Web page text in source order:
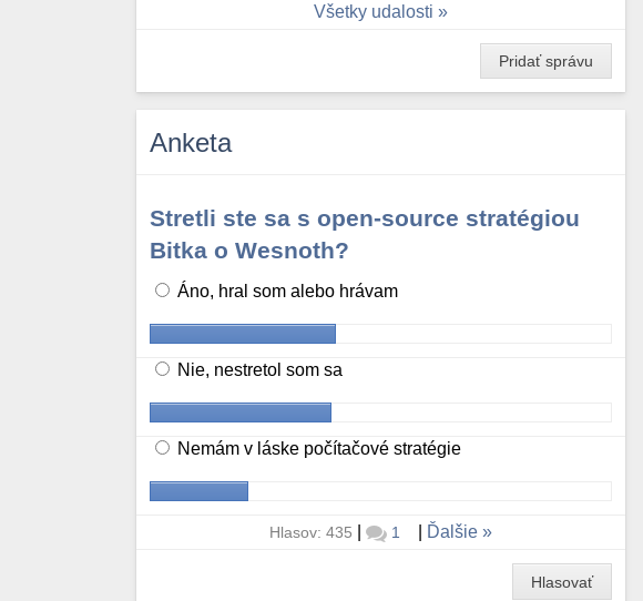
Všetky udalosti
Pridať správu
Anketa
Stretli ste sa s open-source stratégiou
Bitka o Wesnoth?
Áno, hral som alebo hrávam
Nie, nestretol som sa
Nemám v láske počítačové stratégie
Hlasov: 435 | 1 Ďalšie
Hlasovať